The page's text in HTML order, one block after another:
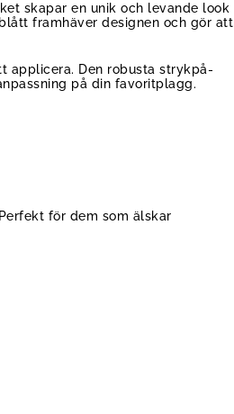
skapar en unik och levande look
framhäver designen och gör att
applicera. Den robusta strykpå-
på din favoritplagg.
för dem som älskar